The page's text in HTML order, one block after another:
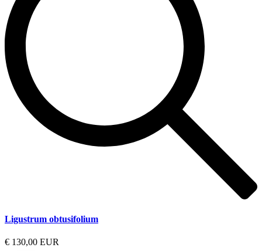
Ligustrum obtusifolium
€ 130,00 EUR